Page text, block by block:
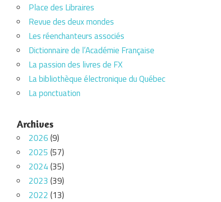
Place des Libraires
Revue des deux mondes
Les réenchanteurs associés
Dictionnaire de l’Académie Française
La passion des livres de FX
La bibliothèque électronique du Québec
La ponctuation
Archives
2026(9)
2025 (57)
2024(35)
2023 (39)
2022 (13)